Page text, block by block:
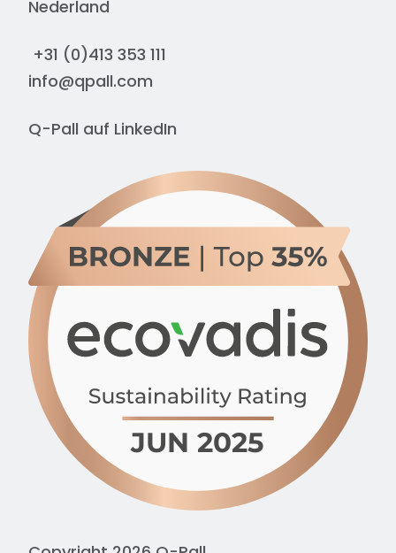
Nederland
+31 (0)413 353 111
info@qpall.com
Q-Pall auf LinkedIn